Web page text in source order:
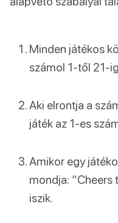
Minden játékos
számol 1-től 21-
Aki elrontja a
játék az 1-es
Amikor egy
mondja: “Cheers
iszik.